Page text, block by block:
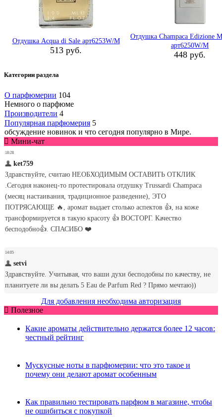
Отдушка Acqua di Sale арт6253W/M
513 руб.
Отдушка Champaca Edizione
арт6250W/M
448 руб.
Категории раздела
О парфюмерии 104
Немного о парфюме
Производители 4
Популярная парфюмерия 5
обсуждение новинок и что сегодня популярно в Мире.
Мини-чат
Для добавления необходима авторизация
Полезное
Какие ароматы действительно держатся более 12 часов:
честный рейтинг
Мускусные ноты в парфюмерии: что это такое и
почему они делают аромат особенным
Как правильно тестировать парфюм в магазине, чтобы
не ошибиться с покупкой